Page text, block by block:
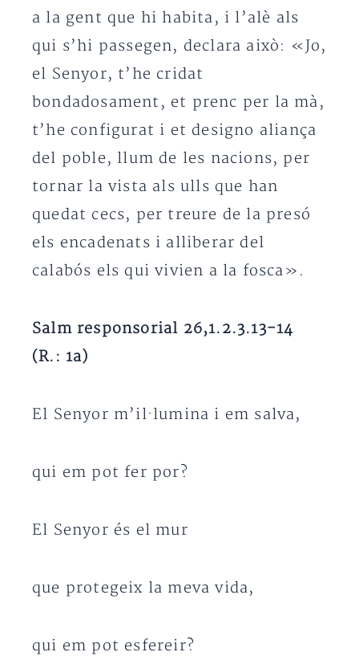
a la gent que hi habita, i l’alè als
qui s’hi passegen, declara això: «Jo,
el Senyor, t’he cridat
bondadosament, et prenc per la mà,
t’he configurat i et designo aliança
del poble, llum de les nacions, per
tornar la vista als ulls que han
quedat cecs, per treure de la presó
els encadenats i alliberar del
calabós els qui vivien a la fosca».
Salm responsorial 26,1.2.3.13-14
(R.: 1a)
El Senyor m’il·lumina i em salva,
qui em pot fer por?
El Senyor és el mur
que protegeix la meva vida,
qui em pot esfereir?